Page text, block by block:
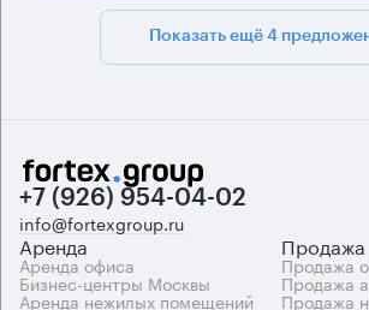
Показать ещё 4
+7 (926) 954-04-02
info@fortexgroup.ru
Аренда
Аренда офиса
Бизнес-центры Москвы
Аренда нежилых помещений
Продажа
Продажа
Продажа
Продажа